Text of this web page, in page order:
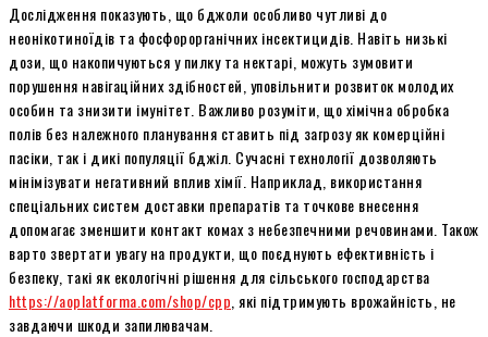
Дослідження показують, що бджоли особливо чутливі до
неонікотиноїдів та фосфорорганічних інсектицидів. Навіть низькі
дози, що накопичуються у пилку та нектарі, можуть зумовити
порушення навігаційних здібностей, уповільнити розвиток молодих
особин та знизити імунітет. Важливо розуміти, що хімічна обробка
полів без належного планування ставить під загрозу як комерційні
пасіки, так і дикі популяції бджіл. Сучасні технології дозволяють
мінімізувати негативний вплив хімії. Наприклад, використання
спеціальних систем доставки препаратів та точкове внесення
допомагає зменшити контакт комах з небезпечними речовинами. Також
варто звертати увагу на продукти, що поєднують ефективність і
безпеку, такі як екологічні рішення для сільського господарства
https://aoplatforma.com/shop/cpp , які підтримують врожайність, не
завдаючи шкоди запилювачам.